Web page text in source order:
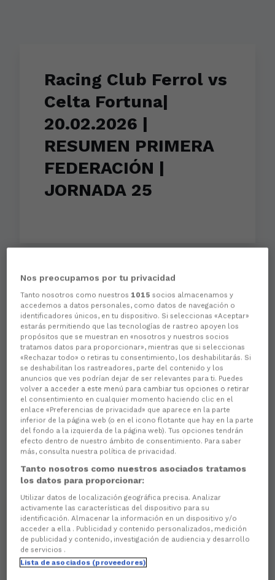
Racing Club Ferrol vs
Celta Fortuna|
20.02.2026 |
RESUMEN PRIMERA
FEDERACIÓN |
JORNADA 25
Aún no hay reacciones. ¡Sé el primero!
Nos preocupamos por tu privacidad
Tanto nosotros como nuestros 1015 socios almacenamos y
accedemos a datos personales, como datos de navegación o
identificadores únicos, en tu dispositivo. Si seleccionas «Aceptar»
estarás permitiendo que las tecnologías de rastreo apoyen los
propósitos que se muestran en «nosotros y nuestros socios
tratamos datos para proporcionar», mientras que si seleccionas
«Rechazar todo» o retiras tu consentimiento, los deshabilitarás. Si
se deshabilitan los rastreadores, parte del contenido y los
anuncios que ves podrían dejar de ser relevantes para ti. Puedes
volver a acceder a este menú para cambiar tus opciones o retirar
el consentimiento en cualquier momento haciendo clic en el
enlace «Preferencias de privacidad» que aparece en la parte
inferior de la página web (o en el icono flotante que hay en la parte
del fondo a la izquierda de la página web). Tus opciones tendrán
efecto dentro de nuestro ámbito de consentimiento. Para saber
más, consulta nuestra política de privacidad.
Tanto nosotros como nuestros asociados tratamos
los datos para proporcionar:
Utilizar datos de localización geográfica precisa. Analizar
activamente las características del dispositivo para su
identificación. Almacenar la información en un dispositivo y/o
acceder a ella . Publicidad y contenido personalizados, medición
de publicidad y contenido, investigación de audiencia y desarrollo
de servicios .
Lista de asociados (proveedores)